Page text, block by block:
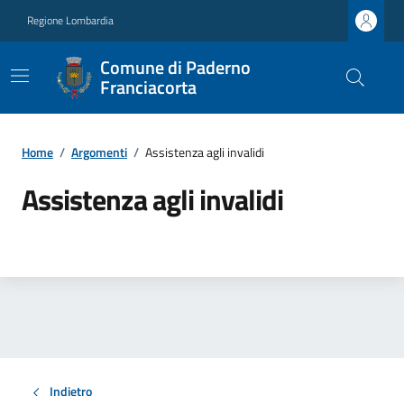
Regione Lombardia
Comune di Paderno
Franciacorta
Home / Argomenti / Assistenza agli invalidi
Assistenza agli invalidi
Indietro